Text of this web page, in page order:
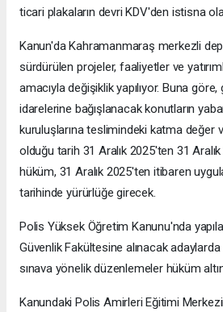
ticari plakaların devri KDV'den istisna
Kanun'da Kahramanmaraş merkezli
sürdürülen projeler, faaliyetler ve
amacıyla değişiklik yapılıyor. Buna
idarelerine bağışlanacak konutların
kuruluşlarına teslimindeki katma değer
olduğu tarih 31 Aralık 2025'ten 31
hüküm, 31 Aralık 2025'ten itibaren
tarihinde yürürlüğe girecek.
Polis Yüksek Öğretim Kanunu'nda
Güvenlik Fakültesine alınacak
sınava yönelik düzenlemeler hüküm
Kanundaki Polis Amirleri Eğitimi